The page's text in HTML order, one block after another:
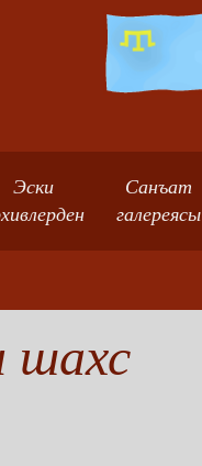
Эски
Санъат
галереясы
шахс